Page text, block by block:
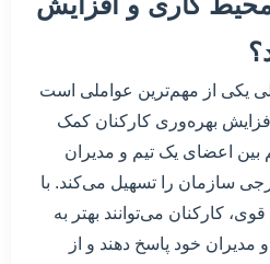
یکی از مهم‌ترین عواملی است
بهره‌وری کارکنان کمک
بین اعضای یک تیم و مدیران
سازمان را تسهیل می‌کند. با
کارکنان می‌توانند بهتر به
مدیران خود پاسخ دهند و از